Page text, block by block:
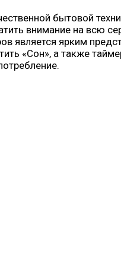
бытовой
внимание на всю
ярким
«Сон», а также